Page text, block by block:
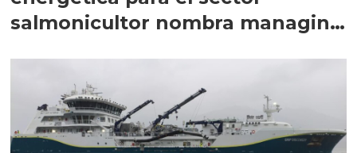
salmonicultor nombra managing